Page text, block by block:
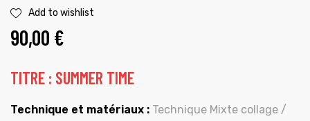
Add to wishlist
90,00 €
TITRE : SUMMER TIME
Technique et matériaux : Technique Mixte collage /